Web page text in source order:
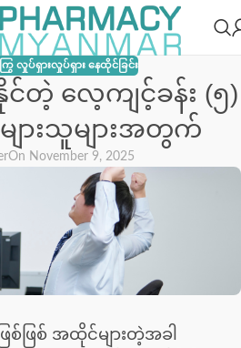
ပ်ရှားလှုပ်ရှား နေထိုင်ခြင်း
တဲ့ လေ့ကျင့်ခန်း (၅)
ျားသူများအတွက်
On November 9, 2025
ြစ်ဖြစ် အထိုင်များတဲ့အခါ